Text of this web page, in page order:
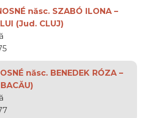
născ. SZABÓ ILONA –
(Jud. CLUJ)
născ. BENEDEK RÓZA –